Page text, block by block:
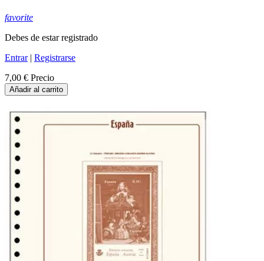
favorite
Debes de estar registrado
Entrar| Registrarse
7,00 € Precio
Añadir al carrito